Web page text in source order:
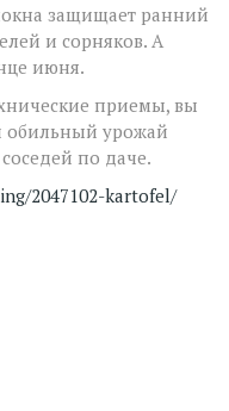
защищает ранний
и сорняков. А
июня.
приемы, вы
обильный урожай
по даче.
2047102-kartofel/